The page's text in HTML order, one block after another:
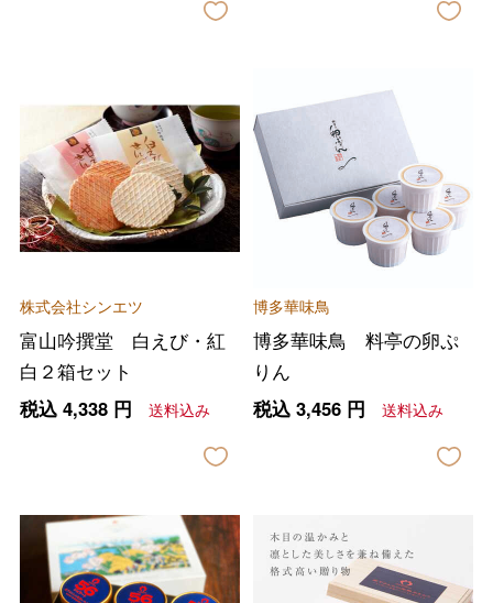
に保管し、お早めにお召し上がりく
に保管し、お早めにお召し上がりく
株式会社シンエツ
富山吟撰堂 白えび・紅
白２箱セット
税込 4,338円 送料込み
博多華味鳥
博多華味鳥 料亭の卵ぷ
りん
税込 3,456円 送料込み